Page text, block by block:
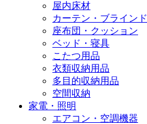
屋内床材
カーテン・ブラインド
座布団・クッション
ベッド・寝具
こたつ用品
衣類収納用品
多目的収納用品
空間収納
家電・照明
エアコン・空調機器